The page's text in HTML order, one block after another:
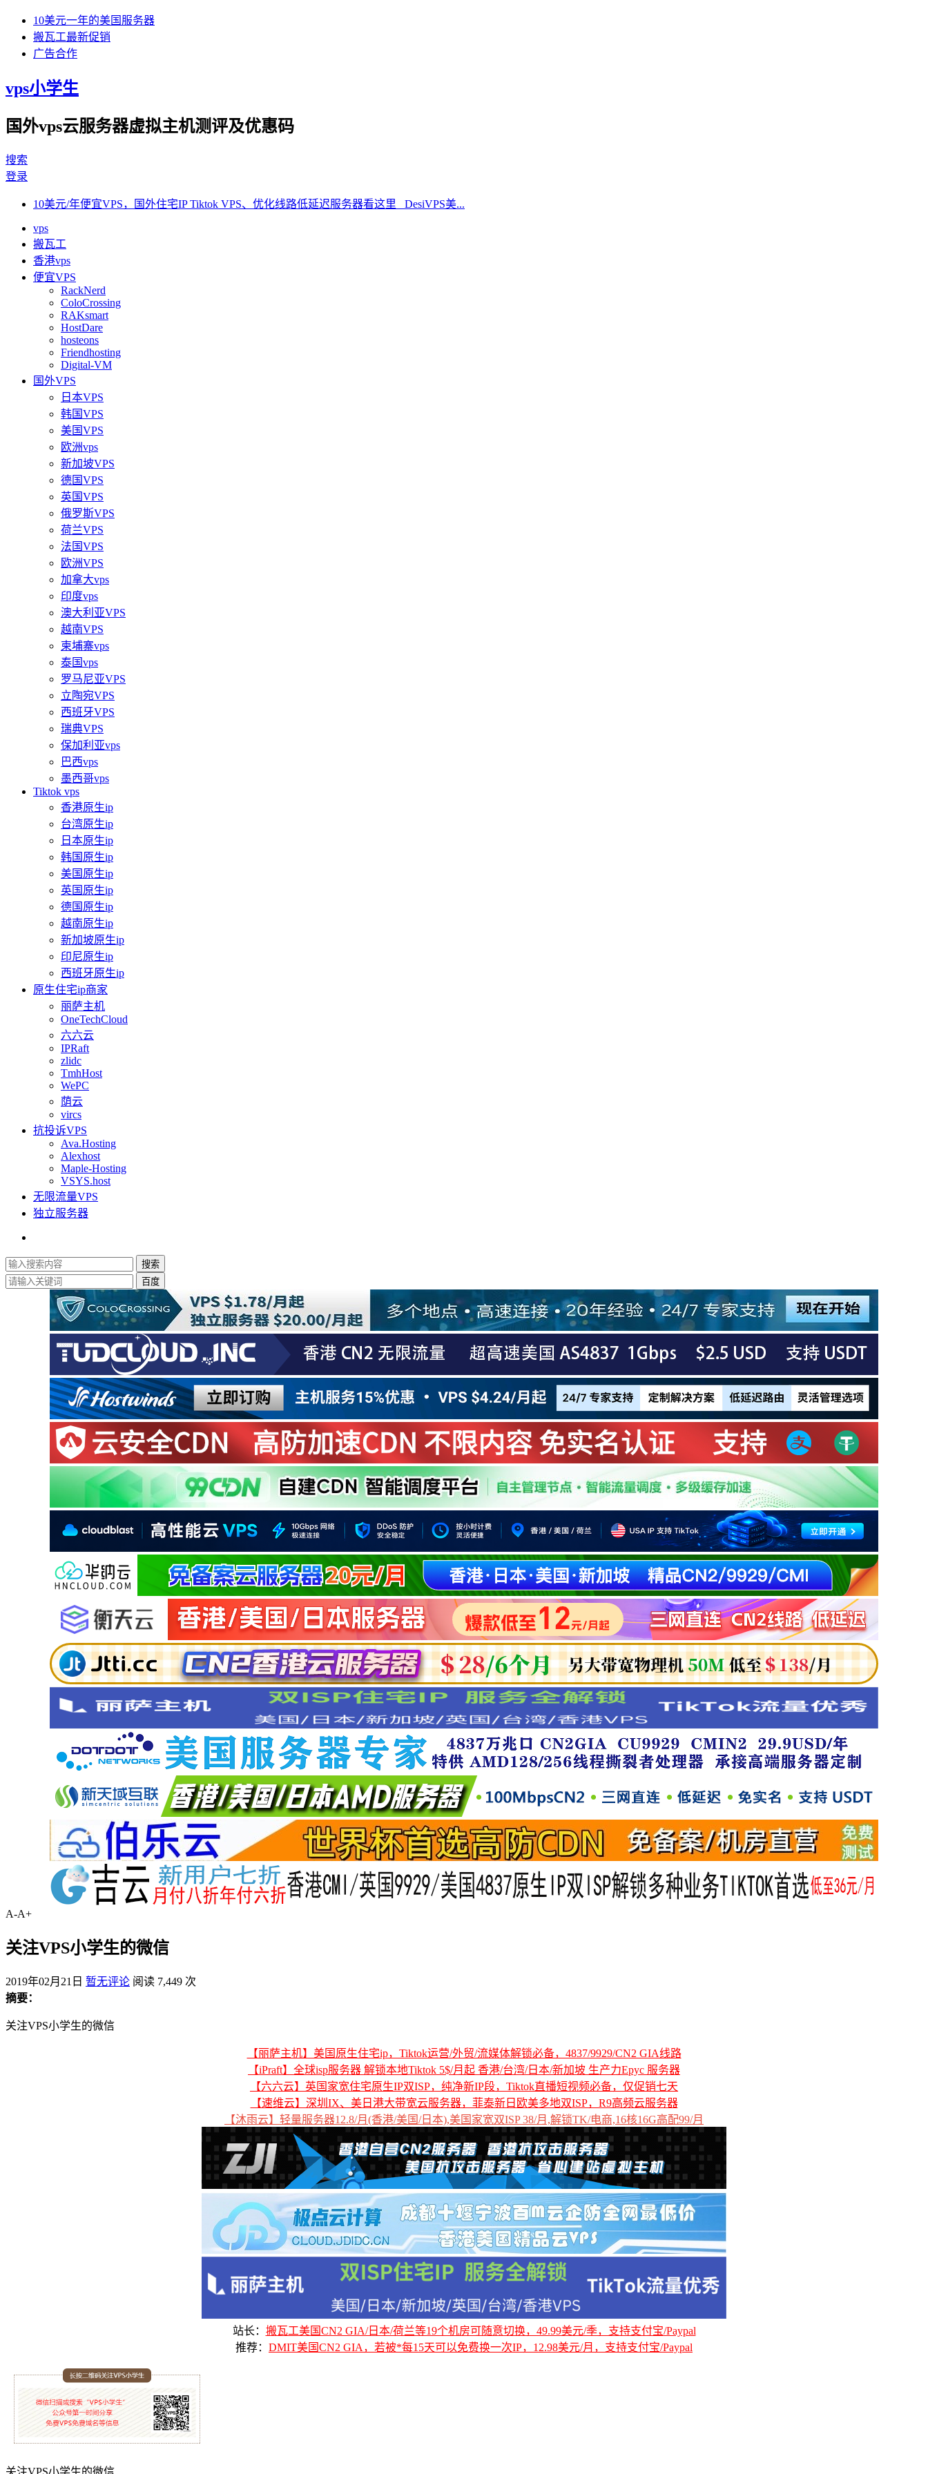
10美元一年的美国服务器
搬瓦工最新促销
广告合作
vps小学生
国外vps云服务器虚拟主机测评及优惠码
搜索
登录
10美元/年便宜VPS，国外住宅IP Tiktok VPS、优化线路低延迟服务器看这里 DesiVPS美...
vps
搬瓦工
香港vps
便宜VPS
RackNerd
ColoCrossing
RAKsmart
HostDare
hosteons
Friendhosting
Digital-VM
国外VPS
日本VPS
韩国VPS
美国VPS
欧洲vps
新加坡VPS
德国VPS
英国VPS
俄罗斯VPS
荷兰VPS
法国VPS
欧洲VPS
加拿大vps
印度vps
澳大利亚VPS
越南VPS
柬埔寨vps
泰国vps
罗马尼亚VPS
立陶宛VPS
西班牙VPS
瑞典VPS
保加利亚vps
巴西vps
墨西哥vps
Tiktok vps
香港原生ip
台湾原生ip
日本原生ip
韩国原生ip
美国原生ip
英国原生ip
德国原生ip
越南原生ip
新加坡原生ip
印尼原生ip
西班牙原生ip
原生住宅ip商家
丽萨主机
OneTechCloud
六六云
IPRaft
zlidc
TmhHost
WePC
荫云
vircs
抗投诉VPS
Ava.Hosting
Alexhost
Maple-Hosting
VSYS.host
无限流量VPS
独立服务器
A-A+
关注VPS小学生的微信
2019年02月21日 暂无评论 阅读 7,449 次
摘要：
关注VPS小学生的微信
【丽萨主机】美国原生住宅ip，Tiktok运营/外贸/流媒体解锁必备，4837/9929/CN2 GIA线路
【iPraft】全球isp服务器 解锁本地Tiktok 5$/月起 香港/台湾/日本/新加坡 生产力Epyc 服务器
【六六云】英国家宽住宅原生IP双ISP，纯净新IP段，Tiktok直播短视频必备，仅促销七天
【速维云】深圳IX、美日港大带宽云服务器，菲泰新日欧美多地双ISP，R9高频云服务器
【沐雨云】轻量服务器12.8/月(香港/美国/日本),美国家宽双ISP 38/月,解锁TK/电商,16核16G高配99/月
站长： 搬瓦工美国CN2 GIA/日本/荷兰等19个机房可随意切换，49.99美元/季，支持支付宝/Paypal
推荐： DMIT美国CN2 GIA，若被*每15天可以免费换一次IP，12.98美元/月，支持支付宝/Paypal
关注VPS小学生的微信